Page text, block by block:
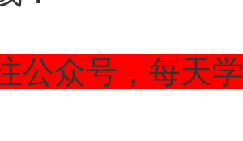
公众号，每天